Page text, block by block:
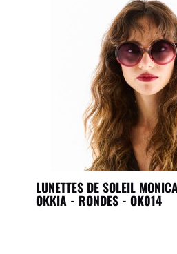
LUNETTES DE SOLEIL
OKKIA - RONDES - OK014